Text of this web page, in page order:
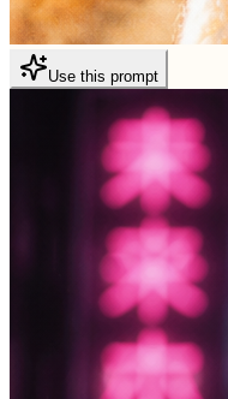
Use this prompt